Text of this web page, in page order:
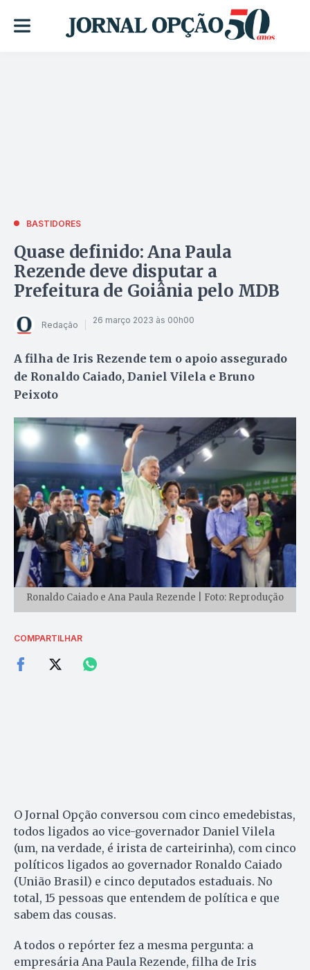
BASTIDORES
Quase definido: Ana Paula
Rezende deve disputar a
Prefeitura de Goiânia pelo MDB
Redação 26 março 2023 às 00h00
A filha de Iris Rezende tem o apoio assegurado
de Ronaldo Caiado, Daniel Vilela e Bruno
Peixoto
Ronaldo Caiado e Ana Paula Rezende | Foto: Reprodução
COMPARTILHAR
O Jornal Opção conversou com cinco emedebistas,
todos ligados ao vice-governador Daniel Vilela
(um, na verdade, é irista de carteirinha), com cinco
políticos ligados ao governador Ronaldo Caiado
(União Brasil) e cinco deputados estaduais. No
total, 15 pessoas que entendem de política e que
sabem das cousas.
A todos o repórter fez a mesma pergunta: a
empresária Ana Paula Rezende, filha de Iris